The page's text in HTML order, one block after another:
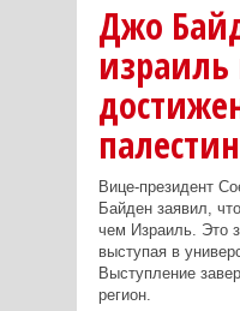
Джо
израиль
Вице-президент
Байден заявил,
чем Израиль. Это
выступая в
Выступление
регион.